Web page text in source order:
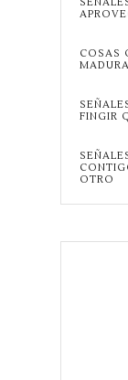
COSAS
FINGIR
OTRO